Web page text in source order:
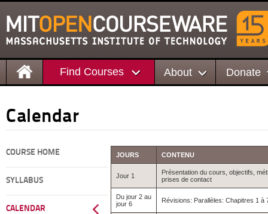
Find Courses About Donate
Calendar
COURSE HOME
SYLLABUS
CALENDAR
JOURS CONTENU
Jour 1
Présentation du cours, objectifs,
prises de contact
Du jour 2 au
jour 6
Révisions: Parallèles: Chapitres 1 à